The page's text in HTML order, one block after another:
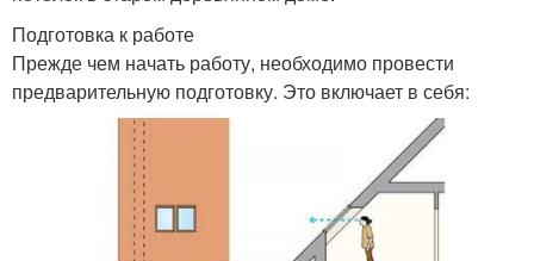
Подготовка к работе
Прежде чем начать работу, необходимо провести
предварительную подготовку. Это включает в себя: